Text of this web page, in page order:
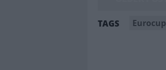
TAGS Eurocup